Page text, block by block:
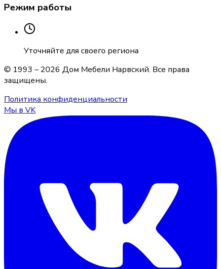
Режим работы
Уточняйте для своего региона
© 1993 – 2026 Дом Мебели Нарвский. Все права
защищены.
Политика конфиденциальности
Мы в VK